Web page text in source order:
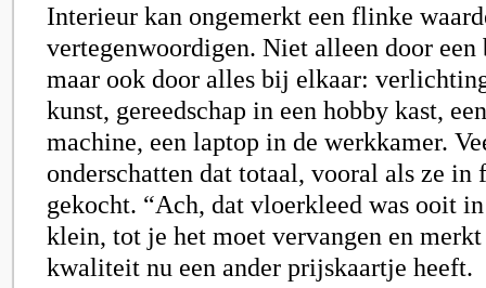
Interieur kan ongemerkt een flinke
vertegenwoordigen. Niet alleen door
maar ook door alles bij elkaar:
kunst, gereedschap in een hobby kast,
machine, een laptop in de werkkamer.
onderschatten dat totaal, vooral als ze in
gekocht. “Ach, dat vloerkleed was ooit
klein, tot je het moet vervangen en
kwaliteit nu een ander prijskaartje heeft.